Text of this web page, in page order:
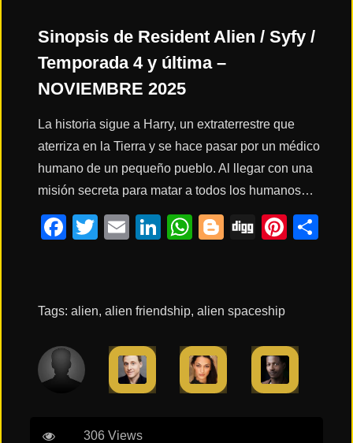
Terror
Sinopsis de Resident Alien / Syfy /
Temporada 4 y última –
NOVIEMBRE 2025
La historia sigue a Harry, un extraterrestre que
aterriza en la Tierra y se hace pasar por un médico
humano de un pequeño pueblo. Al llegar con una
misión secreta para matar a todos los humanos…
Facebook
Twitter
EmailLinkedIn
WhatsApp
Blogger
Digg
Tags: alien, alien friendship, alien spaceship
306 Views